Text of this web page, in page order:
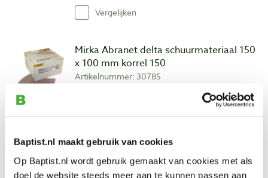
Baptist.nl maakt gebruik van cookies
Op Baptist.nl wordt gebruik gemaakt van cookies met als
doel de website steeds meer aan te kunnen passen aan
Vergelijken
Mirka Abranet delta schuurmateriaal 150
x 100 mm korrel 150
Artikelnummer: 30785
Vergelijken